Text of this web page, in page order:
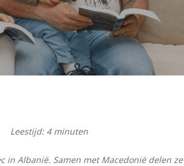
Leestijd: 4 minuten
in Albanië. Samen met Macedonië delen